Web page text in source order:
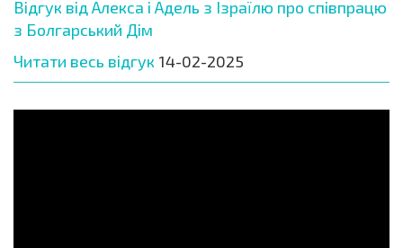
Відгук від Алекса і Адель з Ізраїлю про співпрацю
з Болгарський Дім
Читати весь відгук 14-02-2025